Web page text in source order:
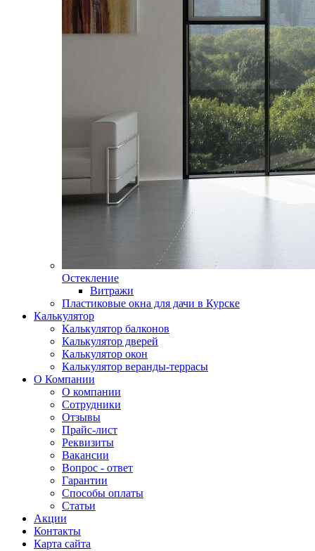
Остекление
Витражи
Пластиковые окна для дачи в Курске
Калькулятор
Калькулятор балконов
Калькулятор дверей
Калькулятор окон
Калькулятор веранды-террасы
О Компании
О компании
Сотрудники
Отзывы
Прайс-лист
Реквизиты
Вакансии
Вопрос - ответ
Гарантии
Способы оплаты
Статьи
Акции
Контакты
Карта сайта